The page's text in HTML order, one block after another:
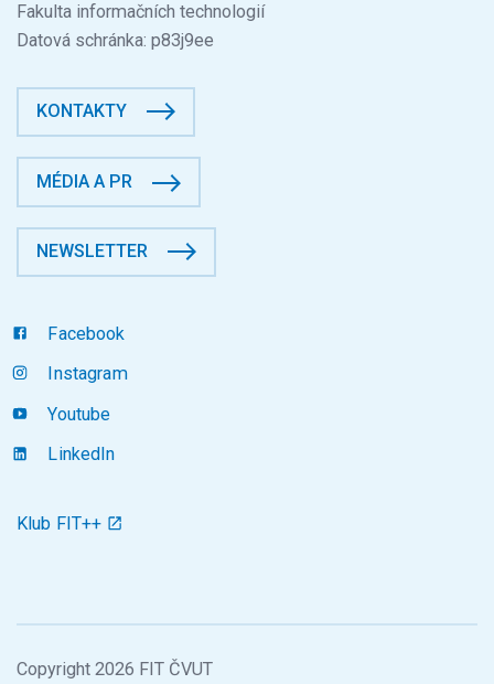
Fakulta informačních technologií
Datová schránka: p83j9ee
KONTAKTY
MÉDIA A PR
NEWSLETTER
Facebook
Instagram
Youtube
LinkedIn
Klub FIT++
Copyright 2026 FIT ČVUT